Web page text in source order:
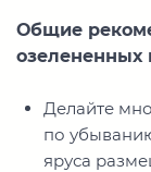
Общие
озелененных
Делайте
по
яруса